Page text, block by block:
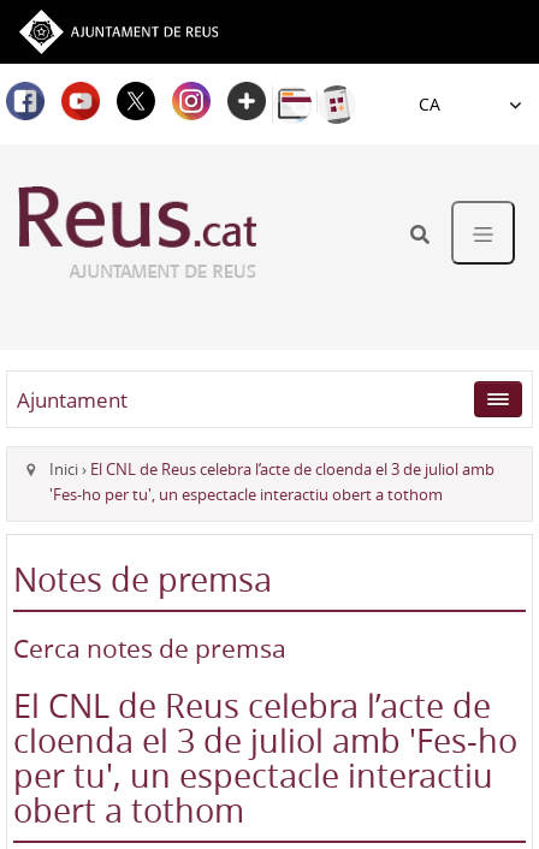
Idioma
Ajuntament
Inici› El CNL de Reus celebra l’acte de cloenda el 3 de juliol amb
'Fes-ho per tu', un espectacle interactiu obert a tothom
Notes de premsa
Cerca notes de premsa
El CNL de Reus celebra l’acte de
cloenda el 3 de juliol amb 'Fes-ho
per tu', un espectacle interactiu
obert a tothom